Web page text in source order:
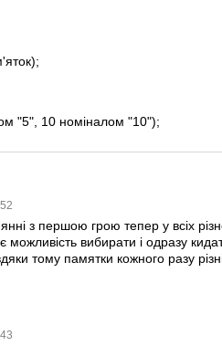
"5", 10 номіналом "10");
з першою грою тепер у всіх
є можливість вибирати і одразу
тому памятки кожного разу